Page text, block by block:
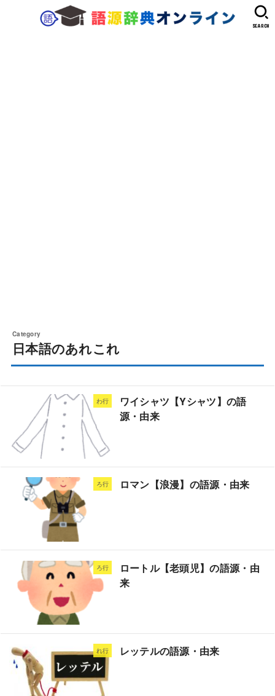
SEARCH
日本語のあれこれ
わ行
ワイシャツ【Yシャツ】の語
源・由来
ろ行 ロマン【浪漫】の語源・由来
ろ行
ロートル【老頭児】の語源・由
来
れ行 レッテルの語源・由来